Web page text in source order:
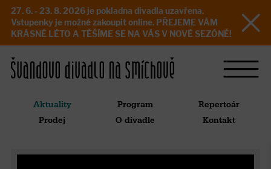
27. 6. - 23. 8. 2026 je pokladna divadla uzavřena.
Vstupenky je možné zakoupit online. PŘEJEME VÁM
KRÁSNÉ LÉTO A TĚŠÍME SE NA VÁS V NOVÉ SEZÓNĚ!
Aktuality Program
Repertoár
Prodej
O divadle Kontakt